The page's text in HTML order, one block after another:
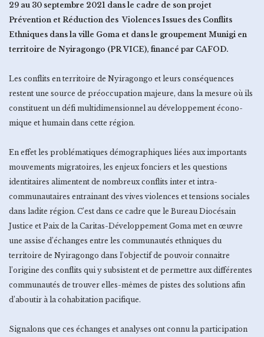
29 au 30 septembre 2021 dans le cadre de son projet
Prévention et Réduction des Violences Issues des Conflits
Ethniques dans la ville Goma et dans le groupement Munigi en
territoire de Nyiragongo (PR VICE), financé par CAFOD.
Les conflits en territoire de Nyiragongo et leurs conséquences
restent une source de préoccupation majeure, dans la mesure où ils
constituent un défi multidimensionnel au développement écono­
mique et humain dans cette région.
En effet les problématiques démographiques liées aux importants
mouvements migratoires, les enjeux fonciers et les questions
identitaires alimentent de nombreux conflits inter et intra-
communautaires entrainant des vives violences et tensions sociales
dans ladite région. C’est dans ce cadre que le Bureau Diocésain
Justice et Paix de la Caritas-Développement Goma met en œuvre
une assise d’échanges entre les communautés ethniques du
territoire de Nyiragongo dans l’objectif de pouvoir connaitre
l’origine des conflits qui y subsistent et de permettre aux différentes
communautés de trouver elles-mêmes de pistes des solutions afin
d’aboutir à la cohabitation pacifique.
Signalons que ces échanges et analyses ont connu la participation